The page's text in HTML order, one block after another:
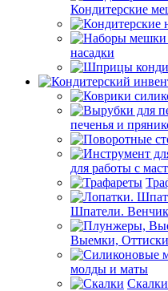
Кондитерские
насадки
печенья и
для работы с
Шпатели.
Выемки, Оттиски
молды и маты
Скалки